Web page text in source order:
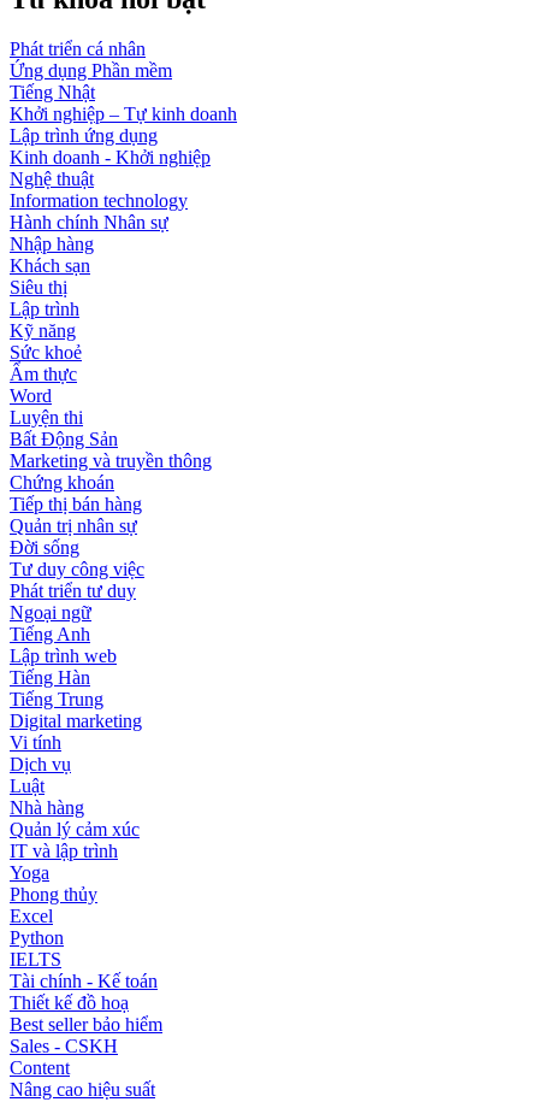
Phát triển cá nhân
Ứng dụng Phần mềm
Tiếng Nhật
Khởi nghiệp – Tự kinh doanh
Lập trình ứng dụng
Kinh doanh - Khởi nghiệp
Nghệ thuật
Information technology
Hành chính Nhân sự
Nhập hàng
Khách sạn
Siêu thị
Lập trình
Kỹ năng
Sức khoẻ
Ẩm thực
Word
Luyện thi
Bất Động Sản
Marketing và truyền thông
Chứng khoán
Tiếp thị bán hàng
Quản trị nhân sự
Đời sống
Tư duy công việc
Phát triển tư duy
Ngoại ngữ
Tiếng Anh
Lập trình web
Tiếng Hàn
Tiếng Trung
Digital marketing
Vi tính
Dịch vụ
Luật
Nhà hàng
Quản lý cảm xúc
IT và lập trình
Yoga
Phong thủy
Excel
Python
IELTS
Tài chính - Kế toán
Thiết kế đồ hoạ
Best seller bảo hiểm
Sales - CSKH
Content
Nâng cao hiệu suất